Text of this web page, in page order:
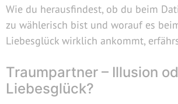
Wie du herausfindest, ob du beim
zu wählerisch bist und worauf es
Liebesglück wirklich ankommt,
Traumpartner – Illusion
Liebesglück?